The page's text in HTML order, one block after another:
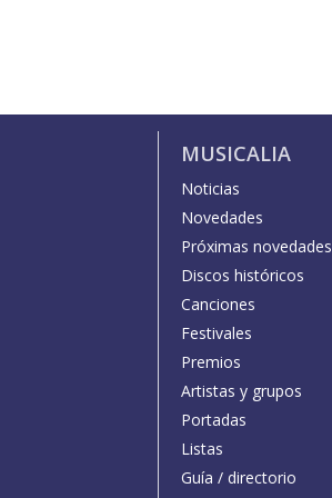
MUSICALIA
Noticias
Novedades
Próximas novedades
Discos históricos
Canciones
Festivales
Premios
Artistas y grupos
Portadas
Listas
Guía / directorio